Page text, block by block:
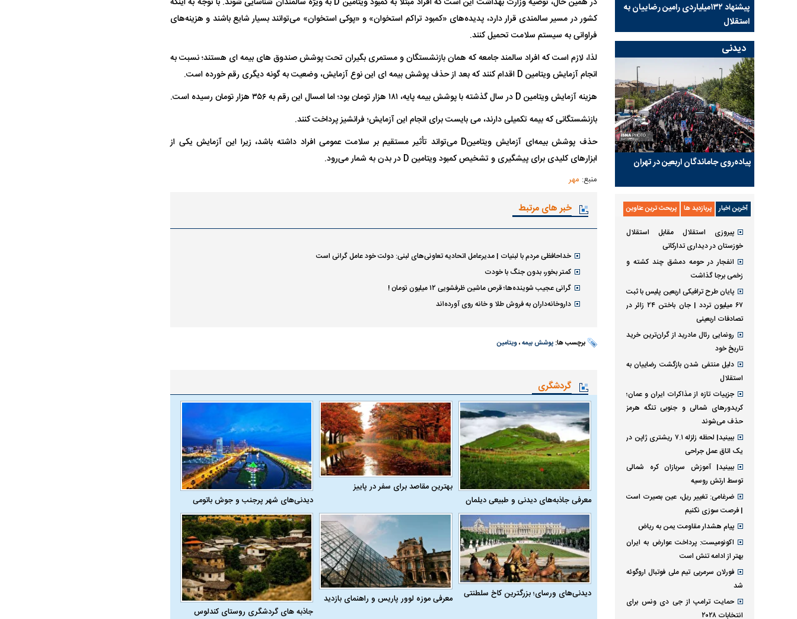
کشور در مسیر سالمندی قرار دارد، پدیده‌های «کمبود تراکم استخوان» و «پوکی استخوان» می‌توانند بسیار شایع باشند و هزینه‌های
فراوانی به سیستم سلامت تحمیل کنند.
لذا، لازم است که افراد سالمند جامعه که همان بازنشستگان و مستمری بگیران تحت پوشش صندوق های بیمه ای هستند؛ نسبت به
انجام آزمایش ویتامین D اقدام کنند که بعد از حذف پوشش بیمه ای این نوع آزمایش، وضعیت به گونه دیگری رقم خورده است.
هزینه آزمایش ویتامین D در سال گذشته با پوشش بیمه پایه، ۱۸۱ هزار تومان بود؛ اما امسال این رقم به ۳۵۶ هزار تومان رسیده است.
بازنشستگانی که بیمه تکمیلی دارند، می بایست برای انجام این آزمایش؛ فرانشیز پرداخت کنند.
حذف پوشش بیمه‌ای آزمایش‌ ویتامین‌D می‌تواند تأثیر مستقیم بر سلامت عمومی افراد داشته باشد، زیرا این آزمایش یکی از
ابزارهای کلیدی برای پیشگیری و تشخیص کمبود ویتامین D در بدن به شمار می‌رود.
منبع: مهر
خبر های مرتبط
خداحافظی مردم با لبنیات | مدیرعامل اتحادیه تعاونی‌های لبنی: دولت خود عامل گرانی است
کمتر بخور، بدون جنگ با خودت
گرانی عجیب شوینده‌ها؛ قرص ماشین ظرفشویی ۱۲ میلیون تومان !
داروخانه‌داران به فروش طلا و خانه روی آورده‌اند
برچسب ها: پوشش بیمه،ویتامین
گردشگری
معرفی جاذبه‌های دیدنی و طبیعی دیلمان
بهترین مقاصد برای سفر در پاییز
دیدنی‌های شهر پرجنب و جوش باتومی
دیدنی‌های ورسای؛ بزرگترین کاخ سلطنتی
معرفی موزه لوور پاریس و راهنمای بازدید
جاذبه های گردشگری روستای کندلوس
پیشنهاد ۱۳۲میلیاردی رامین رضاییان به
استقلال
بازگشت اندونگ به استقلال منتفی شد؛
هافبک گابنی در آستانه انتخاب تیم جدید
ابهام بزرگ درباره قرارداد یاسر آسانی؛
اولین چالش حقوقی استقلال
پرسپولیس در انتظار سه خرید کلیدی
پیش از شروع لیگ
استقلال
دیدنی
پیاده‌روی جاماندگان اربعین در تهران
آخرین اخبار پربازدید ها پربحث ترین عناوین
پیروزی استقلال مقابل استقلال
خوزستان در دیداری تدارکاتی
انفجار در حومه دمشق چند کشته و
زخمی برجا گذاشت
پایان طرح ترافیکی اربعین پلیس با ثبت
۶۷ میلیون تردد | جان باختن ۲۴ زائر در
تصادفات اربعینی
رونمایی رئال مادرید از گران‌ترین خرید
تاریخ خود
دلیل منتفی شدن بازگشت رضاییان به
استقلال
جزییات تازه از مذاکرات ایران و عمان؛
کریدورهای شمالی و جنوبی تنگه هرمز
حذف می‌شوند
ببینید| لحظه زلزله ۷.۱ ریشتری ژاپن در
یک اتاق عمل جراحی
ببینید| آموزش سربازان کره شمالی
توسط ارتش روسیه
ضرغامی: تغییر ریل، عین بصیرت است
| فرصت سوزی نکنیم
پیام هشدار مقاومت یمن به ریاض
اکونومیست: پرداخت عوارض به ایران
بهتر از ادامه تنش است
فورلان سرمربی تیم ملی فوتبال اروگوئه
شد
حمایت ترامپ از جی دی ونس برای
انتخابات ۲۰۲۸